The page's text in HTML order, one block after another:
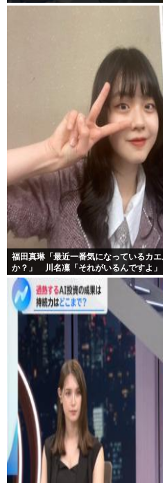
福田真琳「最近一番気になっているカ
か？」 川名凜「それがいるんですよ」